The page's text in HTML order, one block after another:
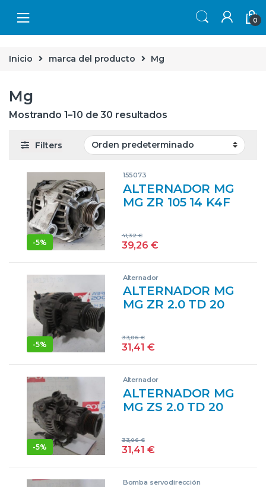
0
Inicio marca del producto Mg
Mg
Mostrando 1–10 de 30 resultados
Filters
-5%
155073
ALTERNADOR MG
MG ZR 105 14 K4F
AMARILLO
39,26 €
41,32€
-5%
Alternador
ALTERNADOR MG
MG ZR 2.0 TD 20
GENERADOR
31,41 €
33,06€
-5%
Alternador
ALTERNADOR MG
MG ZS 2.0 TD 20
31,41 €
33,06€
Bomba servodirección